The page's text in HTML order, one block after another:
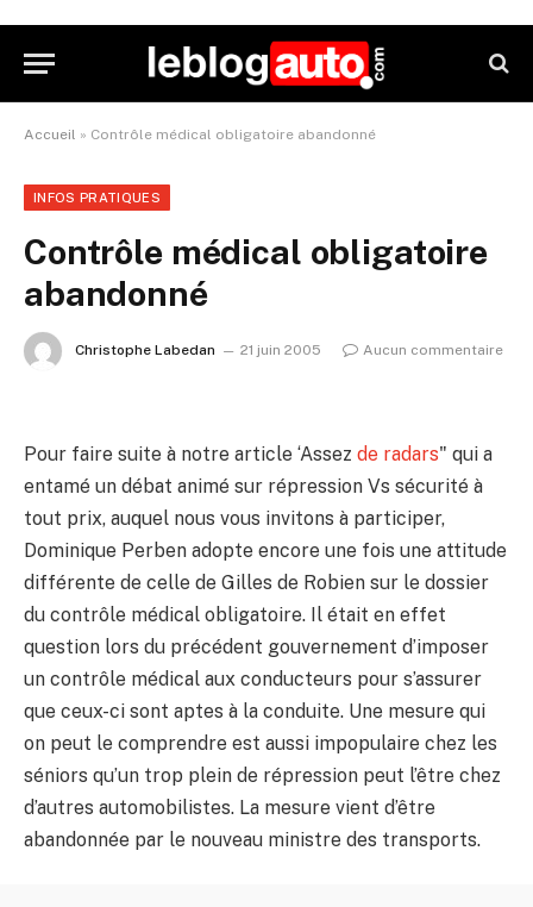
Accueil » Contrôle médical obligatoire abandonné
INFOS PRATIQUES
Contrôle médical obligatoire
abandonné
Christophe Labedan 21 juin 2005 Aucun commentaire
Pour faire suite à notre article ‘Assez de radars" qui a
entamé un débat animé sur répression Vs sécurité à
tout prix, auquel nous vous invitons à participer,
Dominique Perben adopte encore une fois une attitude
différente de celle de Gilles de Robien sur le dossier
du contrôle médical obligatoire. Il était en effet
question lors du précédent gouvernement d’imposer
un contrôle médical aux conducteurs pour s’assurer
que ceux-ci sont aptes à la conduite. Une mesure qui
on peut le comprendre est aussi impopulaire chez les
séniors qu’un trop plein de répression peut l’être chez
d’autres automobilistes. La mesure vient d’être
abandonnée par le nouveau ministre des transports.